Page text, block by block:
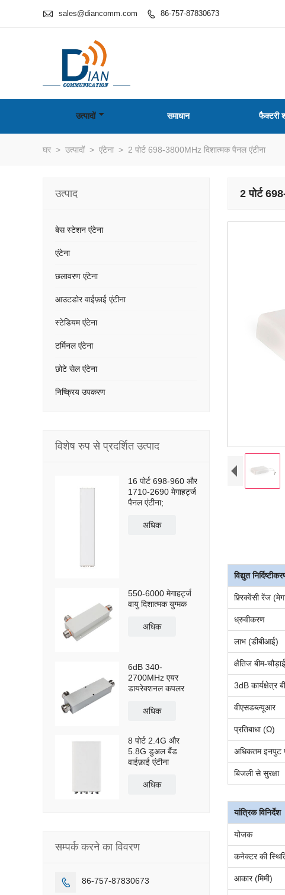
 sales@diancomm.com  86-757-87830673
उत्पादों समाधान फैक्टरी
घर > उत्पादों > एंटेना > 2 पोर्ट 698-3800MHz दिशात्मक पैनल एंटीना
2 पोर्ट
विद्युत
फ़्रिक्वेंसी रेंज
ध्रुवीकरण
लाभ (डीबीआई)
क्षैतिज बीम-
3dB कार्यक्षेत्र
वीएसडब्ल्यूआर
प्रतिबाधा (Ω)
अधिकतम इनपुट
बिजली से सुरक्षा
यांत्रिक विनिर्देश
योजक
कनेक्टर की
आकार (मिमी)
उत्पाद
बेस स्टेशन एंटेना
एंटेना
छलावरण एंटेना
आउटडोर वाईफ़ाई एंटीना
स्टेडियम एंटेना
टर्मिनल एंटेना
छोटे सेल एंटेना
निष्क्रिय उपकरण
विशेष रुप से प्रदर्शित उत्पाद
16 पोर्ट 698-960 और
1710-2690 मेगाहर्ट्ज
पैनल एंटीना;
अधिक
550-6000 मेगाहर्ट्ज
वायु दिशात्मक युग्मक
अधिक
6dB 340-
2700MHz एयर
डायरेक्शनल कपलर
अधिक
8 पोर्ट 2.4G और
5.8G डुअल बैंड
वाईफ़ाई एंटीना
अधिक
सम्पर्क करने का विवरण
 86-757-87830673